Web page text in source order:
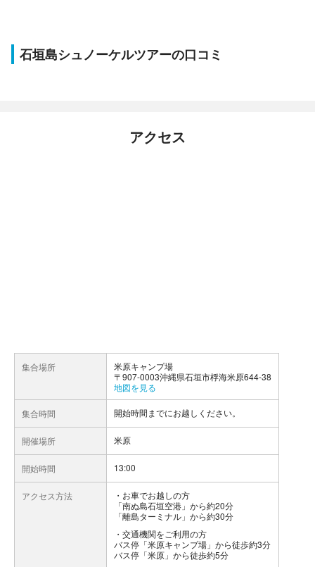
石垣島シュノーケルツアーの口コミ
アクセス
集合場所
米原キャンプ場
〒907-0003沖縄県石垣市桴海米原644-38
地図を見る
集合時間 開始時間までにお越しください。
開催場所 米原
開始時間 13:00
アクセス方法
お車でお越しの方
「南ぬ島石垣空港」から約20分
「離島ターミナル」から約30分
交通機関をご利用の方
バス停「米原キャンプ場」から徒歩約3分
バス停「米原」から徒歩約5分